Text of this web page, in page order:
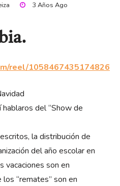
3 Años Ago
reel/1058467435174826
del “Show de
la distribución de
del año escolar en
vacaciones son en
“remates” son en